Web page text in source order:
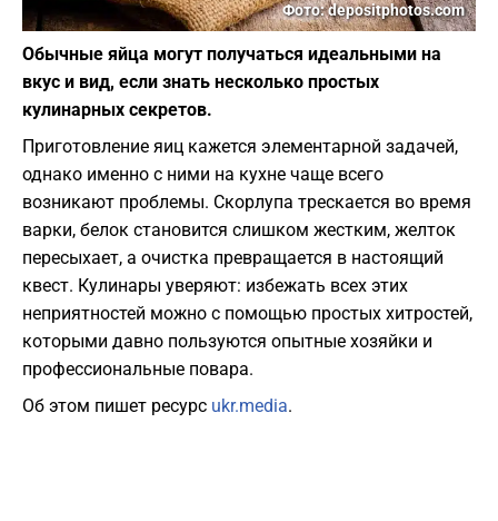
Фото: depositphotos.com
Обычные яйца могут получаться идеальными на
вкус и вид, если знать несколько простых
кулинарных секретов.
Приготовление яиц кажется элементарной задачей,
однако именно с ними на кухне чаще всего
возникают проблемы. Скорлупа трескается во время
варки, белок становится слишком жестким, желток
пересыхает, а очистка превращается в настоящий
квест. Кулинары уверяют: избежать всех этих
неприятностей можно с помощью простых хитростей,
которыми давно пользуются опытные хозяйки и
профессиональные повара.
Об этом пишет ресурс ukr.media.